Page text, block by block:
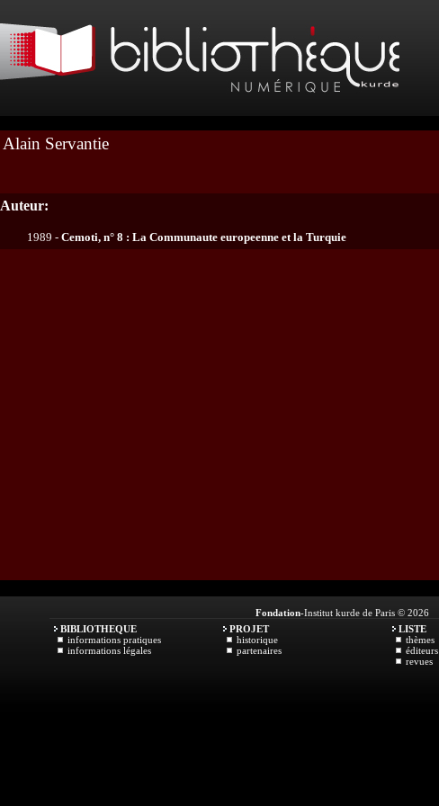
Alain Servantie
Auteur:
1989 - Cemoti, n° 8 : La Communaute europeenne et la Turquie
Fondation-Institut kurde de Paris © 2026
BIBLIOTHEQUE
informations pratiques
informations légales
PROJET
historique
partenaires
LISTE
thèmes
éditeurs
revues